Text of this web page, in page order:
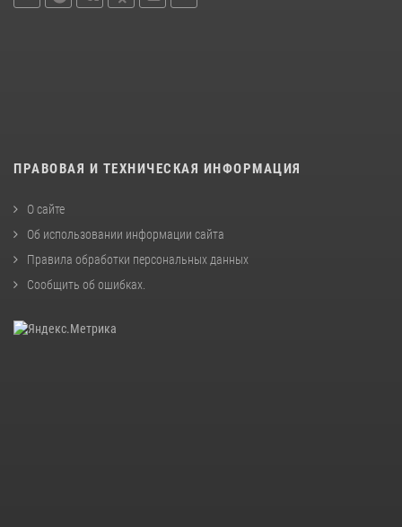
ПРАВОВАЯ И ТЕХНИЧЕСКАЯ ИНФОРМАЦИЯ
О сайте
Об использовании информации сайта
Правила обработки персональных данных
Сообщить об ошибках